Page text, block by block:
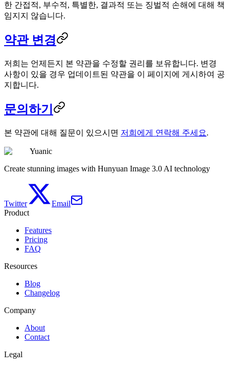
한 간접적, 부수적, 특별한, 결과적 또는 징벌적 손해에 대해 책
임지지 않습니다.
약관 변경
저희는 언제든지 본 약관을 수정할 권리를 보유합니다. 변경
사항이 있을 경우 업데이트된 약관을 이 페이지에 게시하여 공
지합니다.
문의하기
본 약관에 대해 질문이 있으시면 저희에게 연락해 주세요.
Yuanic
Create stunning images with Hunyuan Image 3.0 AI technology
Twitter
Email
Product
Features
Pricing
FAQ
Resources
Blog
Changelog
Company
About
Contact
Legal